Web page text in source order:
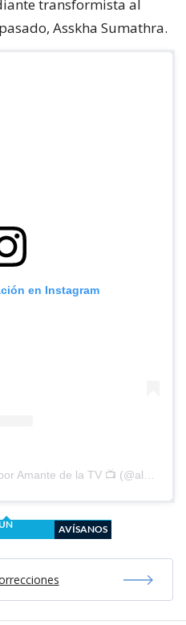
transformista al
Asskha Sumathra.
en Instagram
AVÍSANOS